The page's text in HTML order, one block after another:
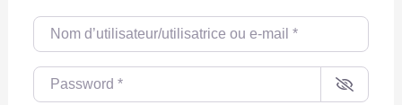
Nom d’utilisateur/utilisatrice ou e-mail
Password